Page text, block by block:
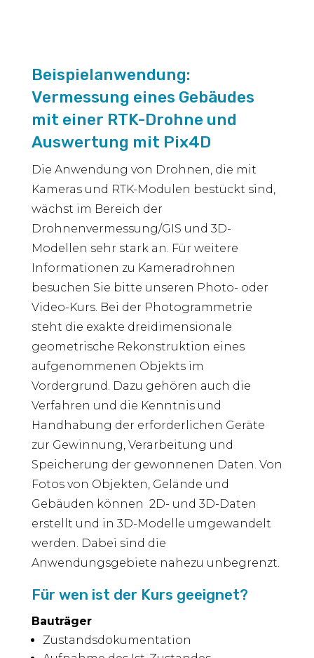
Beispielanwendung:
Vermessung eines Gebäudes
mit einer RTK-Drohne und
Auswertung mit Pix4D
Die Anwendung von Drohnen, die mit
Kameras und RTK-Modulen bestückt sind,
wächst im Bereich der
Drohnenvermessung/GIS und 3D-
Modellen sehr stark an. Für weitere
Informationen zu Kameradrohnen
besuchen Sie bitte unseren Photo- oder
Video-Kurs. Bei der Photogrammetrie
steht die exakte dreidimensionale
geometrische Rekonstruktion eines
aufgenommenen Objekts im
Vordergrund. Dazu gehören auch die
Verfahren und die Kenntnis und
Handhabung der erforderlichen Geräte
zur Gewinnung, Verarbeitung und
Speicherung der gewonnenen Daten. Von
Fotos von Objekten, Gelände und
Gebäuden können 2D- und 3D-Daten
erstellt und in 3D-Modelle umgewandelt
werden. Dabei sind die
Anwendungsgebiete nahezu unbegrenzt.
Für wen ist der Kurs geeignet?
Bauträger
Zustandsdokumentation